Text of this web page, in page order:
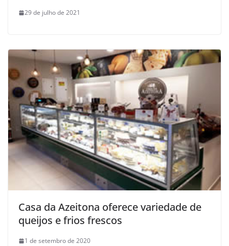
29 de julho de 2021
Casa da Azeitona oferece variedade de
queijos e frios frescos
1 de setembro de 2020